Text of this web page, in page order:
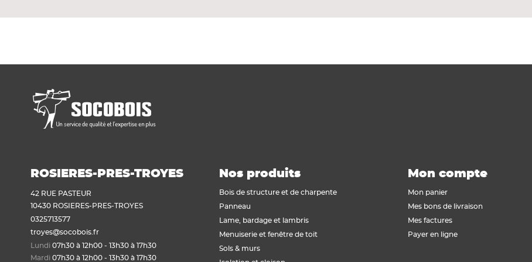
ROSIERES-PRES-TROYES
42 RUE PASTEUR
10430 ROSIERES-PRES-TROYES
0325713577
troyes@socobois.fr
Lundi 07h30 à 12h00 - 13h30 à 17h30
Mardi 07h30 à 12h00 - 13h30 à 17h30
Nos produits
Bois de structure et de charpente
Panneau
Lame, bardage et lambris
Menuiserie et fenêtre de toit
Sols & murs
Mon compte
Mon panier
Mes bons de livraison
Mes factures
Payer en ligne